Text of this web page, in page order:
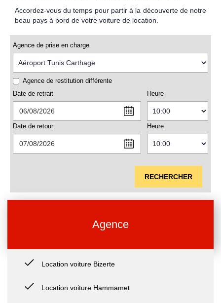
Accordez-vous du temps pour partir à la découverte de notre
beau pays à bord de votre voiture de location.
Agence de prise en charge
Agence de restitution différente
Date de retrait
Heure
Date de retour Heure
RECHERCHER
Agence
Location voiture Bizerte
Location voiture Hammamet